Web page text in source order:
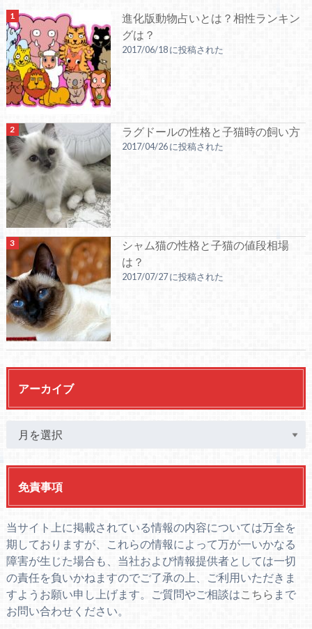
進化版動物占いとは？相性ランキン
グは？
2017/06/18 に投稿された
ラグドールの性格と子猫時の飼い方
2017/04/26 に投稿された
シャム猫の性格と子猫の値段相場
は？
2017/07/27 に投稿された
アーカイブ
免責事項
当サイト上に掲載されている情報の内容については万全を
期しておりますが、これらの情報によって万が一いかなる
障害が生じた場合も、当社および情報提供者としては一切
の責任を負いかねますのでご了承の上、ご利用いただきま
すようお願い申し上げます。ご質問やご相談はこちら まで
お問い合わせください。